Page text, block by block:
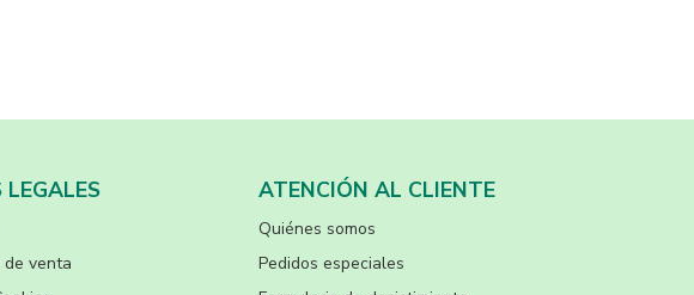
de venta
ATENCIÓN AL CLIENTE
Quiénes somos
Pedidos especiales